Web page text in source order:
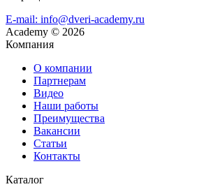
E-mail: info@dveri-academy.ru
Academy © 2026
Компания
О компании
Партнерам
Видео
Наши работы
Преимущества
Вакансии
Статьи
Контакты
Каталог